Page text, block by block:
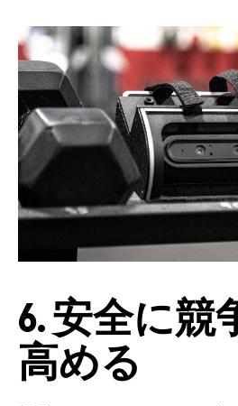
6. 安全に競
高める